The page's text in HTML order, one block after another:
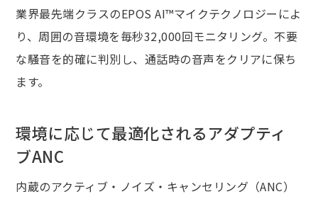
業界最先端クラスのEPOS AI™マイクテクノロジーによ
り、周囲の音環境を毎秒32,000回モニタリング。不要
な騒音を的確に判別し、通話時の音声をクリアに保ち
ます。
環境に応じて最適化されるアダプティ
ブANC
内蔵のアクティブ・ノイズ・キャンセリング（ANC）